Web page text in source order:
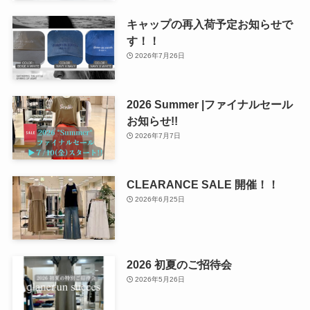
キャップの再入荷予定お知らせで
す！！
2026年7月26日
2026 Summer |ファイナルセール
お知らせ!!
2026年7月7日
CLEARANCE SALE 開催！！
2026年6月25日
2026 初夏のご招待会
2026年5月26日